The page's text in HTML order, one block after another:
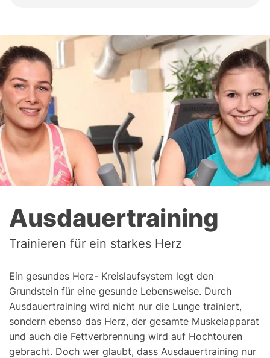
Ausdauertraining
Trainieren für ein starkes Herz
Ein gesundes Herz- Kreislaufsystem legt den
Grundstein für eine gesunde Lebensweise. Durch
Ausdauertraining wird nicht nur die Lunge trainiert,
sondern ebenso das Herz, der gesamte Muskelapparat
und auch die Fettverbrennung wird auf Hochtouren
gebracht. Doch wer glaubt, dass Ausdauertraining nur